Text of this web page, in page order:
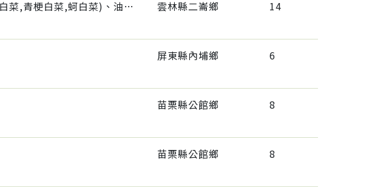
不結球白菜(小白菜,青梗白菜,蚵白菜)、油菜(小松菜.青松菜)、茼蒿、菠菜、萵苣、青江菜(青梗菜,青油菜) 雲林縣二崙鄉 14
屏東縣內埔鄉 6
苗栗縣公館鄉 8
苗栗縣公館鄉 8